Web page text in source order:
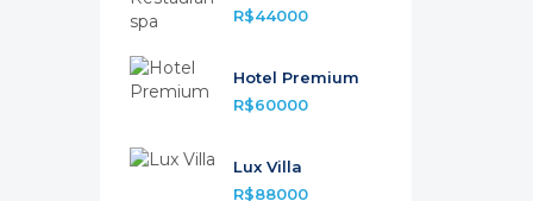
R$44000
Hotel Premium
R$60000
Lux Villa
R$88000